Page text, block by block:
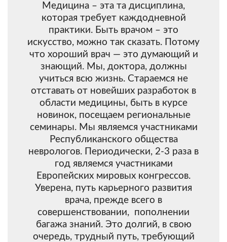
Медицина – эта та дисциплина,
которая требует каждодневной
практики. Быть врачом – это
искусство, можно так сказать. Потому
что хороший врач — это думающий и
знающий. Мы, доктора, должны
учиться всю жизнь. Стараемся не
отставать от новейших разработок в
области медицины, быть в курсе
новинок, посещаем региональные
семинары. Мы являемся участниками
Республиканского общества
неврологов. Периодически, 2-3 раза в
год являемся участниками
Европейских мировых конгрессов.
Уверена, путь карьерного развития
врача, прежде всего в
совершенствовании, пополнении
багажа знаний. Это долгий, в свою
очередь, трудный путь, требующий